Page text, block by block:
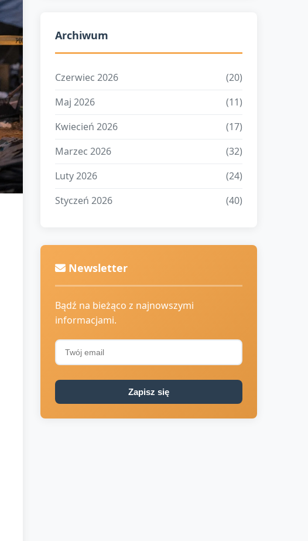
Archiwum
Czerwiec 2026
(20)
Maj 2026
(11)
Kwiecień 2026
(17)
Marzec 2026
(32)
Luty 2026
(24)
Styczeń 2026
(40)
Newsletter
Bądź na bieżąco z najnowszymi
informacjami.
Zapisz się